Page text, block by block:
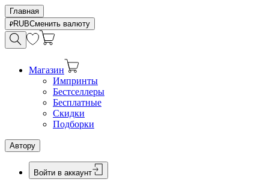
Главная
RUBСменить валюту
Магазин
Импринты
Бестселлеры
Бесплатные
Скидки
Подборки
Автору
Войти в аккаунт